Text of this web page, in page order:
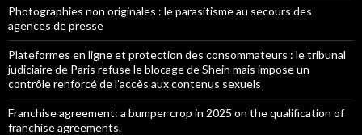
Photographies non originales : le parasitisme au secours des
agences de presse
Plateformes en ligne et protection des consommateurs : le tribunal
judiciaire de Paris refuse le blocage de Shein mais impose un
contrôle renforcé de l’accès aux contenus sexuels
Franchise agreement: a bumper crop in 2025 on the qualification of
franchise agreements.